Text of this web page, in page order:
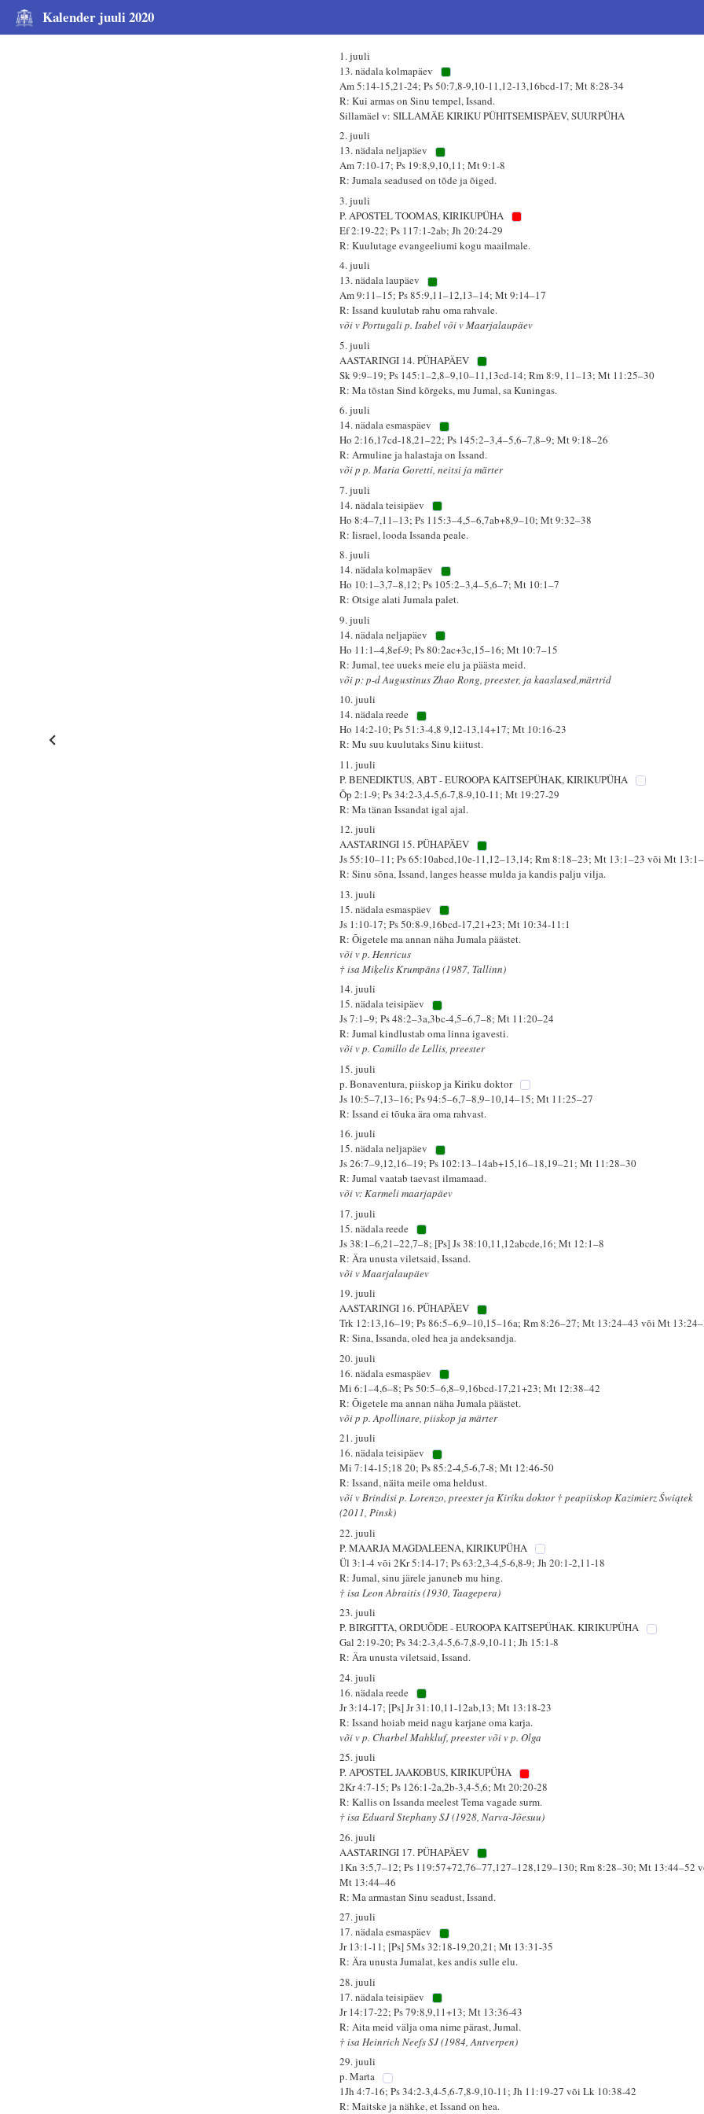
Kalender juuli 2020
1. juuli
13. nädala kolmapäev
Am 5:14-15,21-24; Ps 50:7,8-9,10-11,12-13,16bcd-17; Mt 8:28-34
R: Kui armas on Sinu tempel, Issand.
Sillamäel v: SILLAMÄE KIRIKU PÜHITSEMISPÄEV, SUURPÜHA
2. juuli
13. nädala neljapäev
Am 7:10-17; Ps 19:8,9,10,11; Mt 9:1-8
R: Jumala seadused on tõde ja õiged.
3. juuli
P. APOSTEL TOOMAS, KIRIKUPÜHA
Ef 2:19-22; Ps 117:1-2ab; Jh 20:24-29
R: Kuulutage evangeeliumi kogu maailmale.
4. juuli
13. nädala laupäev
Am 9:11–15; Ps 85:9,11–12,13–14; Mt 9:14–17
R: Issand kuulutab rahu oma rahvale.
või v Portugali p. Isabel või v Maarjalaupäev
5. juuli
AASTARINGI 14. PÜHAPÄEV
Sk 9:9–19; Ps 145:1–2,8–9,10–11,13cd-14; Rm 8:9, 11–13; Mt 11:25–30
R: Ma tõstan Sind kõrgeks, mu Jumal, sa Kuningas.
6. juuli
14. nädala esmaspäev
Ho 2:16,17cd-18,21–22; Ps 145:2–3,4–5,6–7,8–9; Mt 9:18–26
R: Armuline ja halastaja on Issand.
või p p. Maria Goretti, neitsi ja märter
7. juuli
14. nädala teisipäev
Ho 8:4–7,11–13; Ps 115:3–4,5–6,7ab+8,9–10; Mt 9:32–38
R: Iisrael, looda Issanda peale.
8. juuli
14. nädala kolmapäev
Ho 10:1–3,7–8,12; Ps 105:2–3,4–5,6–7; Mt 10:1–7
R: Otsige alati Jumala palet.
9. juuli
14. nädala neljapäev
Ho 11:1–4,8ef-9; Ps 80:2ac+3c,15–16; Mt 10:7–15
R: Jumal, tee uueks meie elu ja päästa meid.
või p: p-d Augustinus Zhao Rong, preester, ja kaaslased,märtrid
10. juuli
14. nädala reede
Ho 14:2-10; Ps 51:3-4,8 9,12-13,14+17; Mt 10:16-23
R: Mu suu kuulutaks Sinu kiitust.
11. juuli
P. BENEDIKTUS, ABT - EUROOPA KAITSEPÜHAK, KIRIKUPÜHA
Õp 2:1-9; Ps 34:2-3,4-5,6-7,8-9,10-11; Mt 19:27-29
R: Ma tänan Issandat igal ajal.
12. juuli
AASTARINGI 15. PÜHAPÄEV
Js 55:10–11; Ps 65:10abcd,10e-11,12–13,14; Rm 8:18–23; Mt 13:1–23 või Mt
R: Sinu sõna, Issand, langes heasse mulda ja kandis palju vilja.
13. juuli
15. nädala esmaspäev
Js 1:10-17; Ps 50:8-9,16bcd-17,21+23; Mt 10:34-11:1
R: Õigetele ma annan näha Jumala päästet.
või v p. Henricus
† isa Miķelis Krumpāns (1987, Tallinn)
14. juuli
15. nädala teisipäev
Js 7:1–9; Ps 48:2–3a,3bc-4,5–6,7–8; Mt 11:20–24
R: Jumal kindlustab oma linna igavesti.
või v p. Camillo de Lellis, preester
15. juuli
p. Bonaventura, piiskop ja Kiriku doktor
Js 10:5–7,13–16; Ps 94:5–6,7–8,9–10,14–15; Mt 11:25–27
R: Issand ei tõuka ära oma rahvast.
16. juuli
15. nädala neljapäev
Js 26:7–9,12,16–19; Ps 102:13–14ab+15,16–18,19–21; Mt 11:28–30
R: Jumal vaatab taevast ilmamaad.
või v: Karmeli maarjapäev
17. juuli
15. nädala reede
Js 38:1–6,21–22,7–8; [Ps] Js 38:10,11,12abcde,16; Mt 12:1–8
R: Ära unusta viletsaid, Issand.
või v Maarjalaupäev
19. juuli
AASTARINGI 16. PÜHAPÄEV
Trk 12:13,16–19; Ps 86:5–6,9–10,15–16a; Rm 8:26–27; Mt 13:24–43 või Mt
R: Sina, Issanda, oled hea ja andeksandja.
20. juuli
16. nädala esmaspäev
Mi 6:1–4,6–8; Ps 50:5–6,8–9,16bcd-17,21+23; Mt 12:38–42
R: Õigetele ma annan näha Jumala päästet.
või p p. Apollinare, piiskop ja märter
21. juuli
16. nädala teisipäev
Mi 7:14-15;18 20; Ps 85:2-4,5-6,7-8; Mt 12:46-50
R: Issand, näita meile oma heldust.
või v Brindisi p. Lorenzo, preester ja Kiriku doktor † peapiiskop Kazimierz Świątek
(2011, Pinsk)
22. juuli
P. MAARJA MAGDALEENA, KIRIKUPÜHA
Ül 3:1-4 või 2Kr 5:14-17; Ps 63:2,3-4,5-6,8-9; Jh 20:1-2,11-18
R: Jumal, sinu järele januneb mu hing.
† isa Leon Abraitis (1930, Taagepera)
23. juuli
P. BIRGITTA, ORDUÕDE - EUROOPA KAITSEPÜHAK. KIRIKUPÜHA
Gal 2:19-20; Ps 34:2-3,4-5,6-7,8-9,10-11; Jh 15:1-8
R: Ära unusta viletsaid, Issand.
24. juuli
16. nädala reede
Jr 3:14-17; [Ps] Jr 31:10,11-12ab,13; Mt 13:18-23
R: Issand hoiab meid nagu karjane oma karja.
või v p. Charbel Mahkluf, preester või v p. Olga
25. juuli
P. APOSTEL JAAKOBUS, KIRIKUPÜHA
2Kr 4:7-15; Ps 126:1-2a,2b-3,4-5,6; Mt 20:20-28
R: Kallis on Issanda meelest Tema vagade surm.
† isa Eduard Stephany SJ (1928, Narva-Jõesuu)
26. juuli
AASTARINGI 17. PÜHAPÄEV
1Kn 3:5,7–12; Ps 119:57+72,76–77,127–128,129–130; Rm 8:28–30; Mt 13:44–52
Mt 13:44–46
R: Ma armastan Sinu seadust, Issand.
27. juuli
17. nädala esmaspäev
Jr 13:1-11; [Ps] 5Ms 32:18-19,20,21; Mt 13:31-35
R: Ära unusta Jumalat, kes andis sulle elu.
28. juuli
17. nädala teisipäev
Jr 14:17-22; Ps 79:8,9,11+13; Mt 13:36-43
R: Aita meid välja oma nime pärast, Jumal.
† isa Heinrich Neefs SJ (1984, Antverpen)
29. juuli
p. Marta
1Jh 4:7-16; Ps 34:2-3,4-5,6-7,8-9,10-11; Jh 11:19-27 või Lk 10:38-42
R: Maitske ja nähke, et Issand on hea.